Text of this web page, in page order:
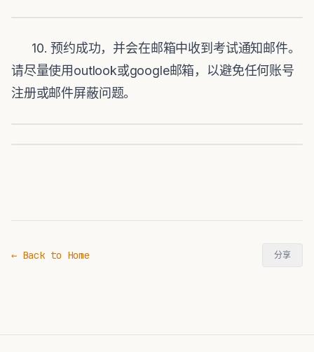
10. 预约成功，并会在邮箱中收到考试通知邮件。
请尽量使用outlook或google邮箱，以避免任何账号
注册或邮件屏蔽问题。
← Back to Home 分享